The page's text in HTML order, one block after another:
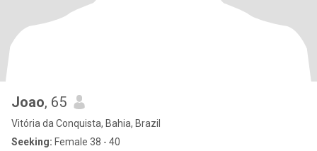
Joao, 65
Vitória da Conquista, Bahia, Brazil
Seeking: Female 38 - 40